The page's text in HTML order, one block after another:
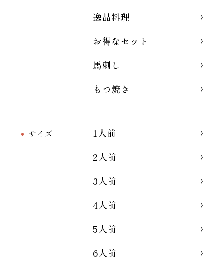
逸品料理
お得なセット
馬刺し
もつ焼き
サイズ
1人前
2人前
3人前
4人前
5人前
6人前